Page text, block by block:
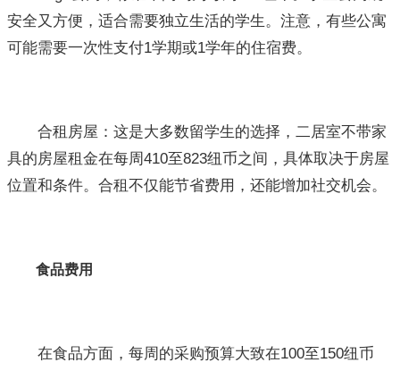
安全又方便，适合需要独立生活的学生。注意，有些公寓
可能需要一次性支付1学期或1学年的住宿费。
合租房屋：这是大多数留学生的选择，二居室不带家
具的房屋租金在每周410至823纽币之间，具体取决于房屋
位置和条件。合租不仅能节省费用，还能增加社交机会。
食品费用
在食品方面，每周的采购预算大致在100至150纽币